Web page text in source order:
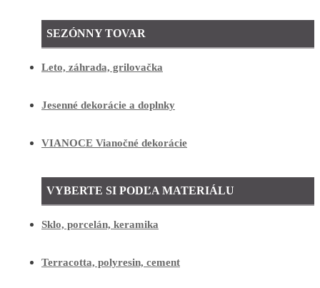
SEZÓNNY TOVAR
Leto, záhrada, grilovačka
Jesenné dekorácie a doplnky
VIANOCE Vianočné dekorácie
VYBERTE SI PODĽA MATERIÁLU
Sklo, porcelán, keramika
Terracotta, polyresin, cement